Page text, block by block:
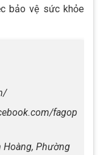
bảo vệ sức khỏe
fagop
Phường